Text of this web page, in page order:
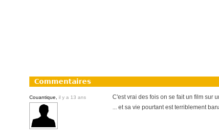
Commentaires
Couantique, il y a 13 ans
C'est vrai des fois on se fait un film sur
... et sa vie pourtant est terriblement